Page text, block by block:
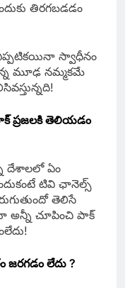
తిరగబడడం
ఎప్పటికయినా స్వాధీనం
మూఢ నమ్మకమే
ప్రజలకి తెలియడం
దేశాలలో ఏం
టివి ఛానెల్స్
తెలిసే
అన్నీ చూపించి పాక్
లేదు ?